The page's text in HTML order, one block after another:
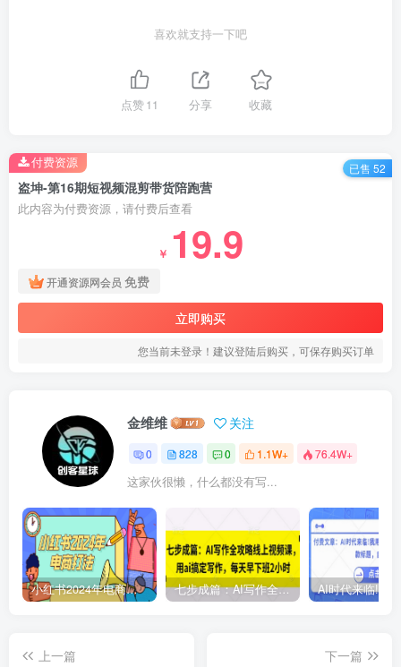
喜欢就支持一下吧
点赞11 分享 收藏
盗坤-第16期短视频混剪带货陪跑营
此内容为付费资源，请付费后查看
￥ 19.9
开通资源网会员 免费
立即购买
您当前未登录！建议登陆后购买，可保存购买订单
付费资源 已售 52
金维维 关注
0 828 0 1.1W+ 76.4W+
这家伙很懒，什么都没有写...
小红书2024年电商打法，手把手教你如何打爆小红书店铺 七步成篇：AI写作全攻略线上视频课，用ai搞定写作，每天早下班2小时
上一篇
下一篇